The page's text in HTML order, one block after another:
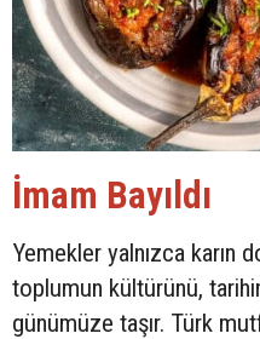
İmam Bayıldı
Yemekler yalnızca karın
toplumun kültürünü,
günümüze taşır. Türk